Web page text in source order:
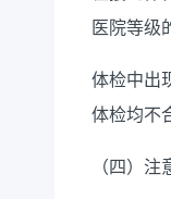
医院等级
体检中出
体检均不
（四）注